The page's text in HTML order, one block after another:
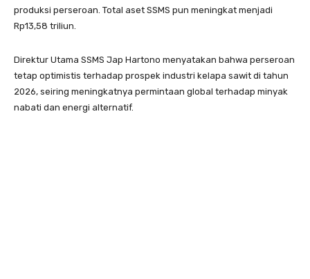
produksi perseroan. Total aset SSMS pun meningkat menjadi
Rp13,58 triliun.
Direktur Utama SSMS Jap Hartono menyatakan bahwa perseroan
tetap optimistis terhadap prospek industri kelapa sawit di tahun
2026, seiring meningkatnya permintaan global terhadap minyak
nabati dan energi alternatif.